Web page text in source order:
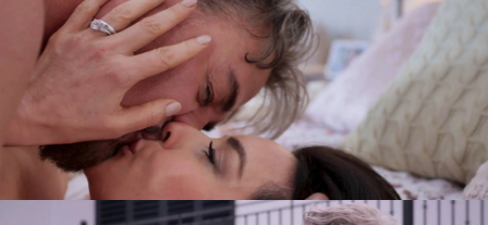
aniversario y Adrián hace un brindis muy
especial por su esposa ante los invitados.
"Quiero brindar por la increíble mujer que me ha
acompañado durante los 20 años de vida
dándome los dos mejores regalos: Regina y
Andrea. Me siento muy afortunado", asegura
ante los allí presentes y le entrega un regalo muy
especial: un precioso collar.